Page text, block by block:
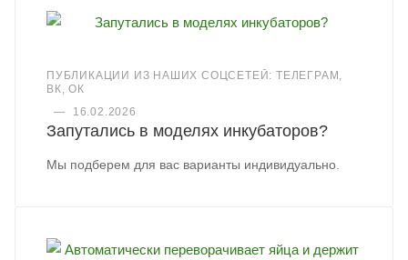
ПУБЛИКАЦИИ ИЗ НАШИХ СОЦСЕТЕЙ: ТЕЛЕГРАМ,
ВК, ОК
—
16.02.2026
Запутались в моделях инкубаторов?
Мы подберем для вас варианты индивидуально.